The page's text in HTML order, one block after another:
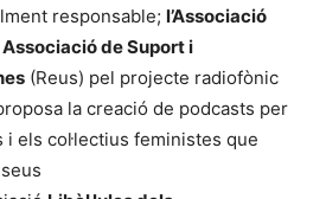
responsable; l’Associació
de Suport i
(Reus) pel projecte radiofònic
la creació de podcasts per
els col·lectius feministes que